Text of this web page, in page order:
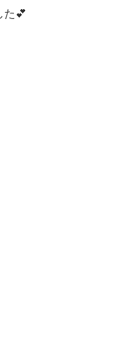
た💕